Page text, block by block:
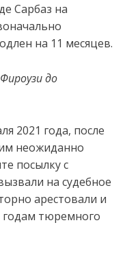
Сарбаз на
на 11 месяцев.
до
2021 года, после
неожиданно
посылку с
на судебное
арестовали и
тюремного